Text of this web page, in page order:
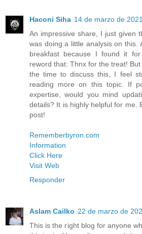
Haconi Siha 14 de marzo de
An impressive share, I just given
was doing a little analysis on this.
breakfast because I found it
reword that: Thnx for the treat!
the time to discuss this, I feel
reading more on this topic. If
expertise, would you mind
details? It is highly helpful for me.
post!
Rememberbyron.com
Information
Click Here
Visit Web
Responder
Aslam Cailko 22 de marzo de
This is the right blog for anyone